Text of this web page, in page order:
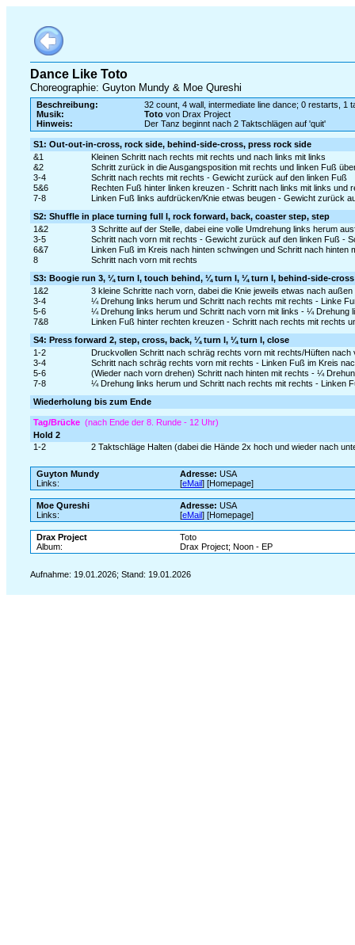
Dance Like Toto
Choreographie: Guyton Mundy & Moe Qureshi
Beschreibung:
32 count, 4 wall, intermediate line dance; 0 restarts, 1
Musik:
Totovon Drax Project
Hinweis:
Der Tanz beginnt nach 2 Taktschlägen auf 'quit'
S1: Out-out-in-cross, rock side, behind-side-cross, press rock side
&1
Kleinen Schritt nach rechts mit rechts und nach links mit links
&2
Schritt zurück in die Ausgangsposition mit rechts und linken Fuß
3-4
Schritt nach rechts mit rechts - Gewicht zurück auf den linken Fuß
5&6
Rechten Fuß hinter linken kreuzen - Schritt nach links mit links und
7-8
Linken Fuß links aufdrücken/Knie etwas beugen - Gewicht zurück
S2: Shuffle in place turning full l, rock forward, back, coaster step, step
1&2
3 Schritte auf der Stelle, dabei eine volle Umdrehung links herum
3-5
Schritt nach vorn mit rechts - Gewicht zurück auf den linken Fuß -
6&7
Linken Fuß im Kreis nach hinten schwingen und Schritt nach
8
Schritt nach vorn mit rechts
S3: Boogie run 3, ¼ turn l, touch behind, ¼ turn l, ¼ turn l, behind-side-cross
1&2
3 kleine Schritte nach vorn, dabei die Knie jeweils etwas nach außen
3-4
¼ Drehung links herum und Schritt nach rechts mit rechts - Linke
5-6
¼ Drehung links herum und Schritt nach vorn mit links - ¼ Drehung
7&8
Linken Fuß hinter rechten kreuzen - Schritt nach rechts mit rechts
S4: Press forward 2, step, cross, back, ¼ turn l, ¼ turn l, close
1-2
Druckvollen Schritt nach schräg rechts vorn mit rechts/Hüften
3-4
Schritt nach schräg rechts vorn mit rechts - Linken Fuß im Kreis
5-6
(Wieder nach vorn drehen) Schritt nach hinten mit rechts - ¼
7-8
¼ Drehung links herum und Schritt nach rechts mit rechts - Linken
Wiederholung bis zum Ende
Tag/Brücke (nach Ende der 8. Runde - 12 Uhr)
Hold 2
1-2
2 Taktschläge Halten (dabei die Hände 2x hoch und wieder nach
Guyton Mundy Adresse: USA
Links:
[eMail] [Homepage]
Moe Qureshi Adresse: USA
Links:
[eMail] [Homepage]
Drax Project
Toto
Album:
Drax Project; Noon - EP
Aufnahme: 19.01.2026; Stand: 19.01.2026